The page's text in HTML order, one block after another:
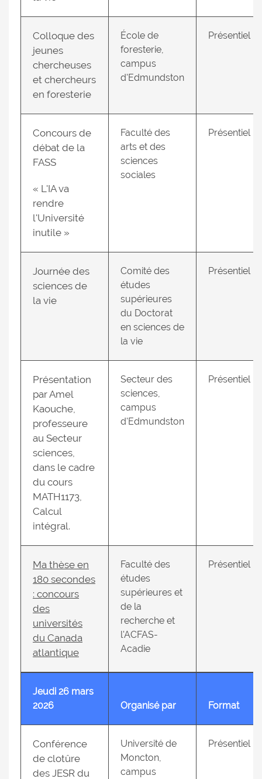
Colloque des
jeunes
chercheuses
et chercheurs
en foresterie
École de
foresterie,
campus
d'Edmundston
Présentiel
Concours de
débat de la
FASS
« L'IA va
rendre
l'Université
inutile »
Faculté des
arts et des
sciences
sociales
Présentiel
Journée des
sciences de
la vie
Comité des
études
supérieures
du Doctorat
en sciences de
la vie
Présentiel
Présentation
par Amel
Kaouche,
professeure
au Secteur
sciences,
dans le cadre
du cours
MATH1173,
Calcul
intégral.
Secteur des
sciences,
campus
d'Edmundston
Présentiel
Ma thèse en
180 secondes
: concours
des
universités
du Canada
atlantique
Faculté des
études
supérieures et
de la
recherche et
l'ACFAS-
Acadie
Présentiel
Jeudi 26 mars
2026
Organisé par Format
Conférence
de clotûre
des JESR du
Université de
Moncton,
campus
Présentiel